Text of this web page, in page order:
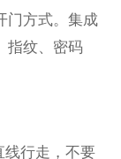
门方式。集成
指纹、密码
线行走，不要